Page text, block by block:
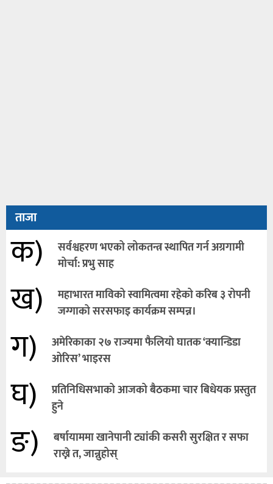
ताजा
क)
सर्वश्वहरण भएको लोकतन्त्र स्थापित गर्न अग्रगामी
मोर्चा: प्रभु साह
ख)
महाभारत माविको स्वामित्वमा रहेको करिब ३ रोपनी
जग्गाको सरसफाइ कार्यक्रम सम्पन्न।
ग)
अमेरिकाका २७ राज्यमा फैलियाे घातक ‘क्यान्डिडा
ओरिस’ भाइरस
घ)
प्रतिनिधिसभाको आजको बैठकमा चार बिधेयक प्रस्तुत
हुने
ङ)
बर्षायाममा खानेपानी ट्यांकी कसरी सुरक्षित र सफा
राख्ने त, जान्नुहोस्